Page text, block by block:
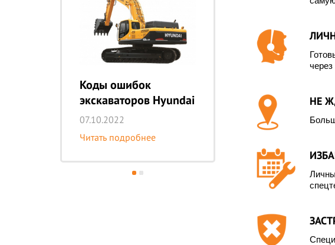
Коды ошибок
экскаваторов Hyundai
07.10.2022
Читать подробнее
EX400
10.09.2021
НЕ